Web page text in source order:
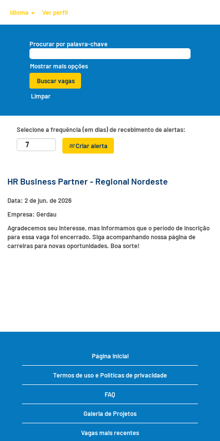
Idioma Ver perfil
Procurar por palavra-chave
Mostrar mais opções
Limpar
Selecione a frequência (em dias) de recebimento de alertas:
Criar alerta
HR Business Partner - Regional Nordeste
Data: 2 de jun. de 2026
Empresa: Gerdau
Agradecemos seu interesse, mas informamos que o período de inscrição
para essa vaga foi encerrado. Siga acompanhando nossa página de
carreiras para novas oportunidades. Boa sorte!
Página inicial
Termos de uso e Políticas de privacidade
FAQ
Galeria de Projetos
Vagas mais recentes